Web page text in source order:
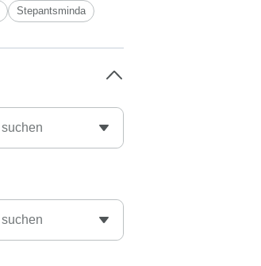
Stepantsminda